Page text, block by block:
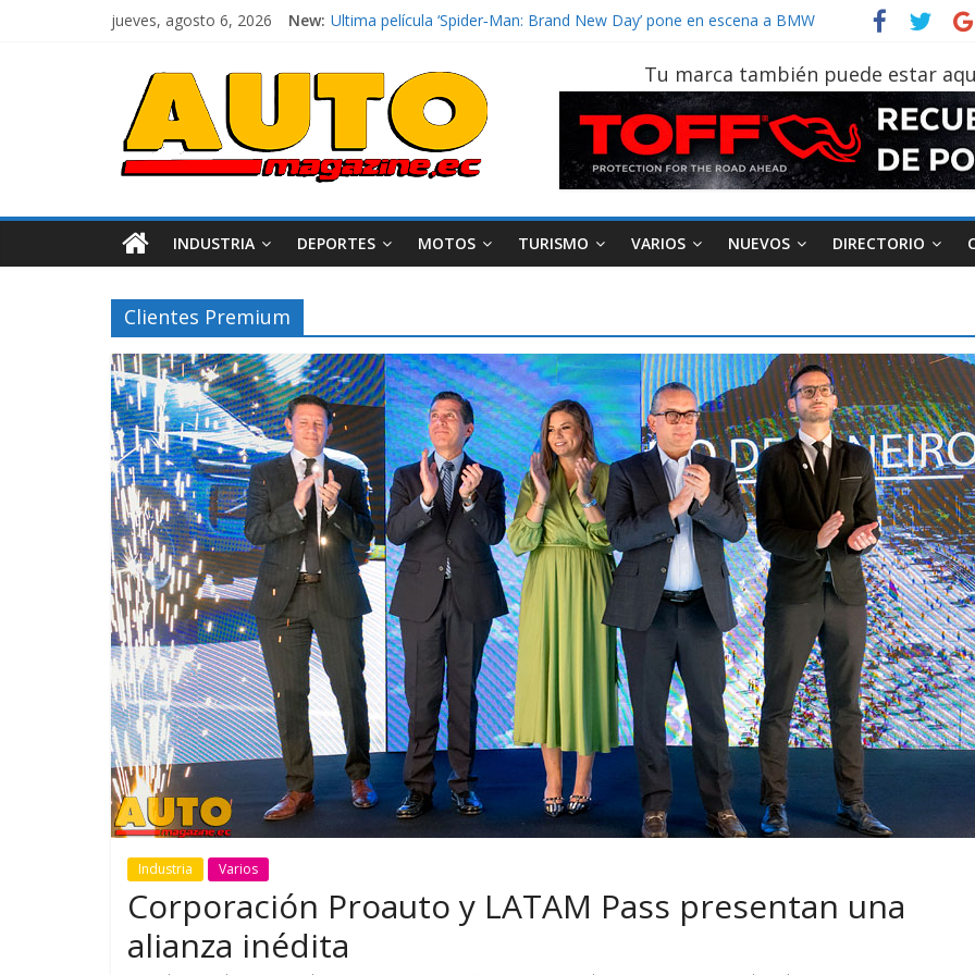
jueves, agosto 6, 2026 New: Ultima película ‘Spider‑Man: Brand New Day’ pone en escena a BMW
La Vuelta al Ecuador 2026, edición 47ª, recorre 7 provincias en 8 días
La FEDAK recibe 12 Sinotruk Bolden para cubrir las rutas de La Vuelta
El costo de tener un vehículo gana protagonismo a la hora de decidir
Tu marca también puede estar
INDUSTRIA DEPORTES MOTOS TURISMO VARIOS NUEVOS DIRECTORIO
Clientes Premium
Industria Varios
Corporación Proauto y LATAM Pass presentan una
alianza inédita
Movilidad Varios
GM reafirma su
compromiso con movilidad
más segura y conectada
Movilidad Turismo Varios
¿Qué puede pasar con tu
vehículo si permanece
varios días sin usar?
AEADE Industria Motociclismo
Movilidad
Campaña busca cambiar
destino de los
en la región